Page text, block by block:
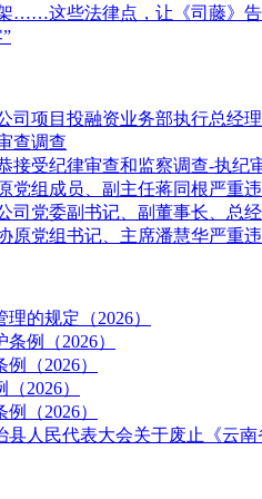
……这些法律点，让《司藤》
司项目投融资业务部执行总经
查调查
接受纪律审查和监察调查-执纪
党组成员、副主任蒋同根严重
司党委副书记、副董事长、总
原党组书记、主席潘慧华严重
的规定（2026）
例（2026）
（2026）
2026）
（2026）
人民代表大会关于废止《云